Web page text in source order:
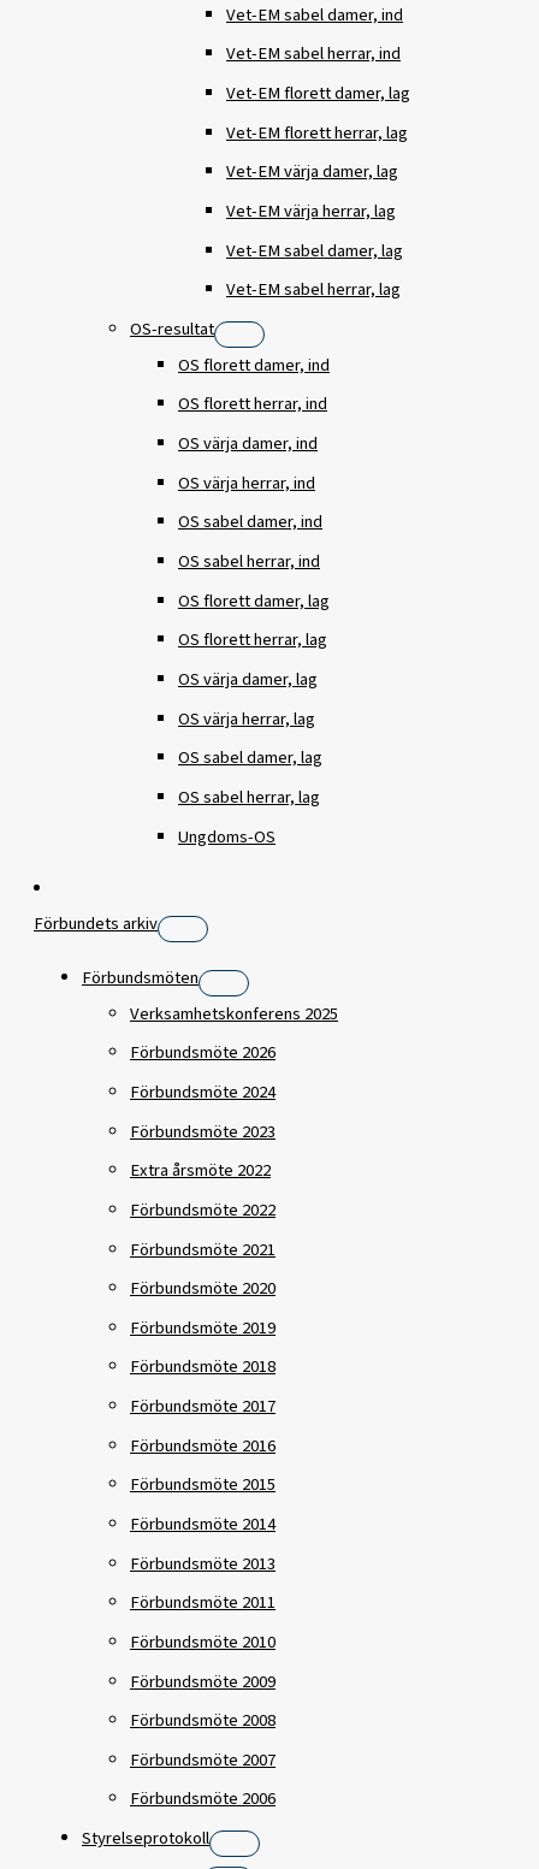
Vet-EM sabel damer, ind
Vet-EM sabel herrar, ind
Vet-EM florett damer, lag
Vet-EM florett herrar, lag
Vet-EM värja damer, lag
Vet-EM värja herrar, lag
Vet-EM sabel damer, lag
Vet-EM sabel herrar, lag
OS-resultat
OS florett damer, ind
OS florett herrar, ind
OS värja damer, ind
OS värja herrar, ind
OS sabel damer, ind
OS sabel herrar, ind
OS florett damer, lag
OS florett herrar, lag
OS värja damer, lag
OS värja herrar, lag
OS sabel damer, lag
OS sabel herrar, lag
Ungdoms-OS
Förbundets arkiv
Förbundsmöten
Verksamhetskonferens 2025
Förbundsmöte 2026
Förbundsmöte 2024
Förbundsmöte 2023
Extra årsmöte 2022
Förbundsmöte 2022
Förbundsmöte 2021
Förbundsmöte 2020
Förbundsmöte 2019
Förbundsmöte 2018
Förbundsmöte 2017
Förbundsmöte 2016
Förbundsmöte 2015
Förbundsmöte 2014
Förbundsmöte 2013
Förbundsmöte 2011
Förbundsmöte 2010
Förbundsmöte 2009
Förbundsmöte 2008
Förbundsmöte 2007
Förbundsmöte 2006
Styrelseprotokoll